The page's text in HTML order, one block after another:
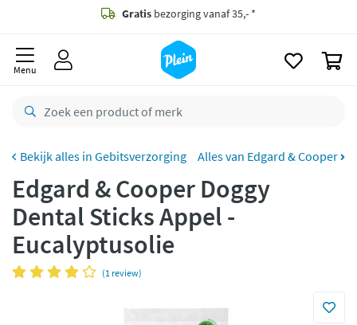
Gratis bezorging vanaf 35,- *
besteld,maandag
retourneren
CO2 neutraal bezorgd
Betaal met Klarna
Menu
Gebitsverzorging Alles van Edgard & Cooper
Edgard & Cooper Doggy
Dental Sticks Appel -
Eucalyptusolie
(1 review)